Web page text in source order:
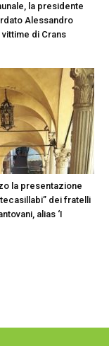
la presidente
Alessandro
di Crans
la presentazione
dei fratelli
alias ‘I